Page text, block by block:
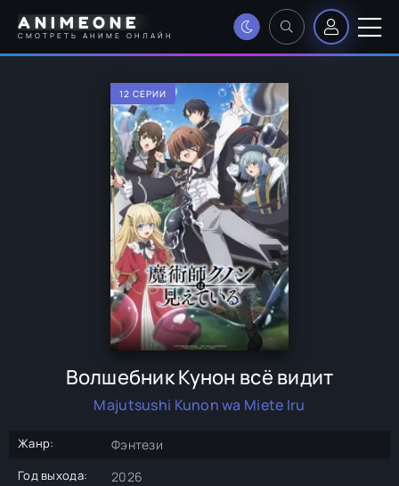
ANIMEONE
СМОТРЕТЬ АНИМЕ ОНЛАЙН
12 СЕРИИ
Волшебник Кунон всё видит
Majutsushi Kunon wa Miete Iru
Жанр: Фэнтези
Год выхода: 2026